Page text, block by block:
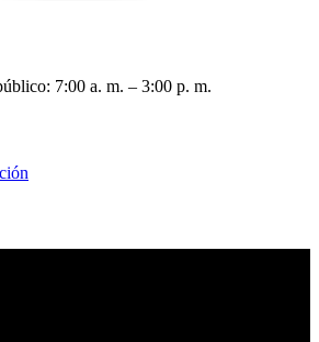
7:00 a. m. – 3:00 p. m.